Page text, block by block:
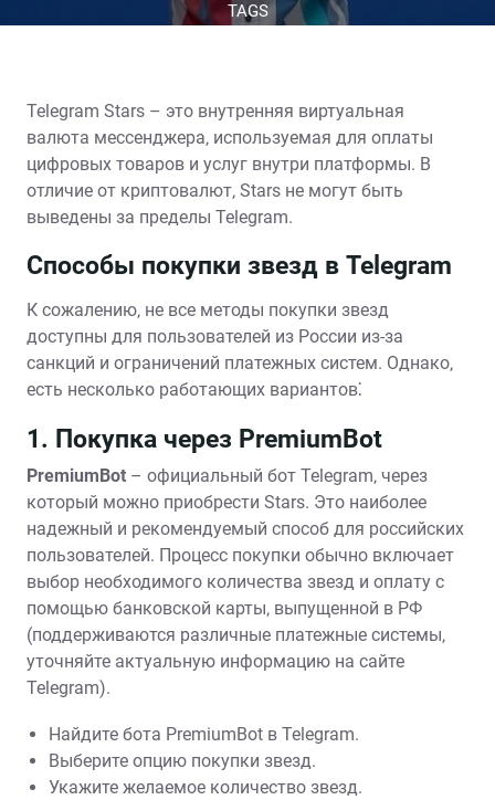
TAGS
Telegram Stars – это внутренняя виртуальная
валюта мессенджера‚ используемая для оплаты
цифровых товаров и услуг внутри платформы. В
отличие от криптовалют‚ Stars не могут быть
выведены за пределы Telegram.
Способы покупки звезд в Telegram
К сожалению‚ не все методы покупки звезд
доступны для пользователей из России из-за
санкций и ограничений платежных систем. Однако‚
есть несколько работающих вариантов⁚
1. Покупка через PremiumBot
PremiumBot – официальный бот Telegram‚ через
который можно приобрести Stars. Это наиболее
надежный и рекомендуемый способ для российских
пользователей. Процесс покупки обычно включает
выбор необходимого количества звезд и оплату с
помощью банковской карты‚ выпущенной в РФ
(поддерживаются различные платежные системы‚
уточняйте актуальную информацию на сайте
Telegram).
Найдите бота PremiumBot в Telegram.
Выберите опцию покупки звезд.
Укажите желаемое количество звезд.